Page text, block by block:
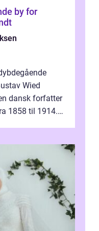
by for
Wied
dansk forfatter
1858 til 1914.